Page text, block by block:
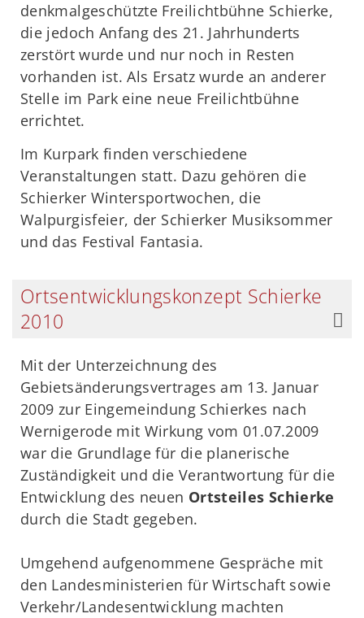
denkmalgeschützte Freilichtbühne Schierke,
die jedoch Anfang des 21. Jahrhunderts
zerstört wurde und nur noch in Resten
vorhanden ist. Als Ersatz wurde an anderer
Stelle im Park eine neue Freilichtbühne
errichtet.
Im Kurpark finden verschiedene
Veranstaltungen statt. Dazu gehören die
Schierker Wintersportwochen, die
Walpurgisfeier, der Schierker Musiksommer
und das Festival Fantasia.
Ortsentwicklungskonzept Schierke
2010
Mit der Unterzeichnung des
Gebietsänderungsvertrages am 13. Januar
2009 zur Eingemeindung Schierkes nach
Wernigerode mit Wirkung vom 01.07.2009
war die Grundlage für die planerische
Zuständigkeit und die Verantwortung für die
Entwicklung des neuen Ortsteiles Schierke
durch die Stadt gegeben.
Umgehend aufgenommene Gespräche mit
den Landesministerien für Wirtschaft sowie
Verkehr/Landesentwicklung machten